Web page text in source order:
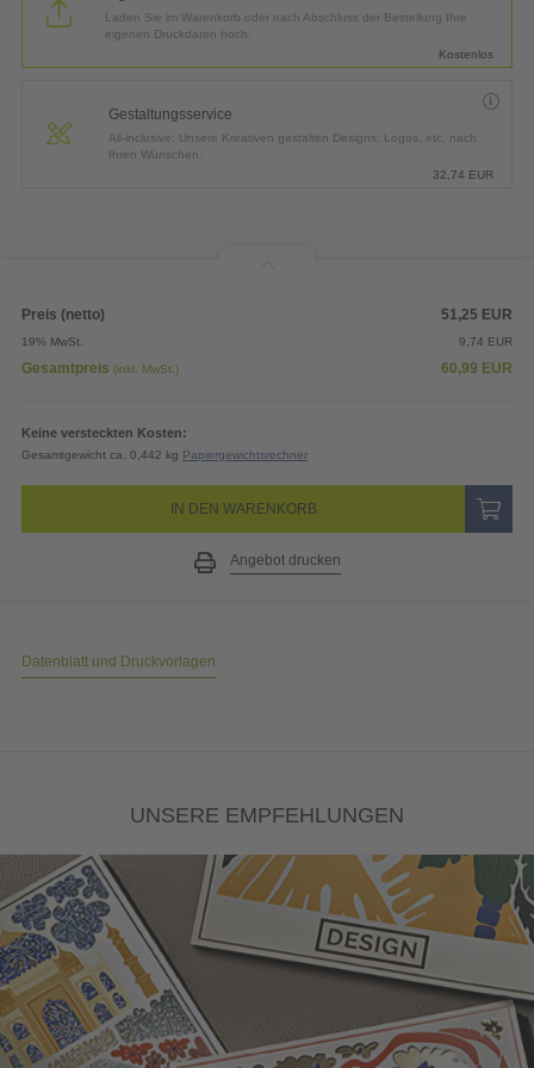
Laden Sie im Warenkorb oder nach Abschluss der Bestellung Ihre
eigenen Druckdaten hoch.
Kostenlos
Gestaltungsservice
All-inclusive: Unsere Kreativen gestalten Designs, Logos, etc. nach
Ihren Wünschen.
32,74 EUR
Preis (netto) 51,25 EUR
19% MwSt. 9,74 EUR
Gesamtpreis (inkl. MwSt.) 60,99 EUR
Keine versteckten Kosten:
Gesamtgewicht ca. 0,442 kg Papiergewichtsrechner
IN DEN WARENKORB
Angebot drucken
Datenblatt und Druckvorlagen
UNSERE EMPFEHLUNGEN